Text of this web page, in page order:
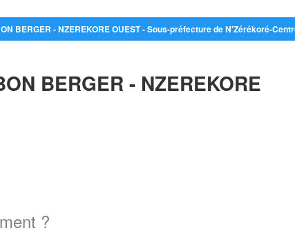
BERGER - NZEREKORE OUEST - Sous-préfecture de N'Zérékoré-
BERGER - NZEREKORE
?